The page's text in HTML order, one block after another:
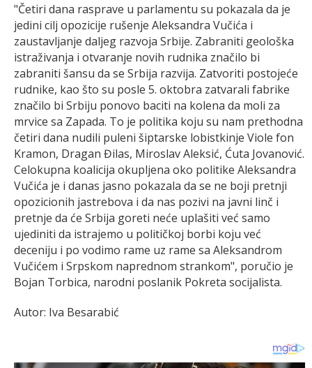
"Četiri dana rasprave u parlamentu su pokazala da je
jedini cilj opozicije rušenje Aleksandra Vučića i
zaustavljanje daljeg razvoja Srbije. Zabraniti geološka
istraživanja i otvaranje novih rudnika značilo bi
zabraniti šansu da se Srbija razvija. Zatvoriti postojeće
rudnike, kao što su posle 5. oktobra zatvarali fabrike
značilo bi Srbiju ponovo baciti na kolena da moli za
mrvice sa Zapada. To je politika koju su nam prethodna
četiri dana nudili puleni šiptarske lobistkinje Viole fon
Kramon, Dragan Đilas, Miroslav Aleksić, Ćuta Jovanović.
Celokupna koalicija okupljena oko politike Aleksandra
Vučića je i danas jasno pokazala da se ne boji pretnji
opozicionih jastrebova i da nas pozivi na javni linč i
pretnje da će Srbija goreti neće uplašiti već samo
ujediniti da istrajemo u političkoj borbi koju već
deceniju i po vodimo rame uz rame sa Aleksandrom
Vučićem i Srpskom naprednom strankom", poručio je
Bojan Torbica, narodni poslanik Pokreta socijalista.
Autor: Iva Besarabić